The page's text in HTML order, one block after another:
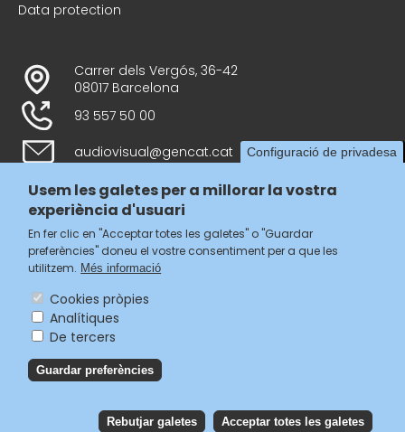
Data protection
Carrer dels Vergós, 36-42
08017 Barcelona
93 557 50 00
audiovisual@gencat.cat
Follow us
Menú
legal
Accessibilitat
Política de galetes
Configuració de privadesa
Usem les galetes per a millorar la vostra
experiència d'usuari
En fer clic en "Acceptar totes les galetes" o "Guardar
preferències" doneu el vostre consentiment per a que les
utilitzem. Més informació
Cookies pròpies
Analítiques
De tercers
Guardar preferències
Rebutjar galetes Acceptar totes les galetes